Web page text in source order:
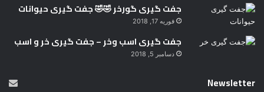
جفت گیری گورخر 🤣🤣 جفت گیری حیوانات
فوریه 17, 2018
جفت گیری اسب وخر – جفت گیری خر و اسب
دسامبر 5, 2018
Newsletter